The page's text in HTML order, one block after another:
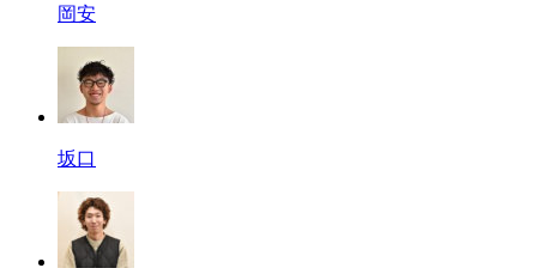
岡安
坂口